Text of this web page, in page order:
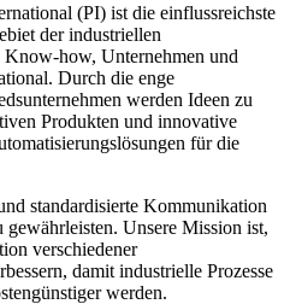
(PI) ist die einflussreichste
der industriellen
how, Unternehmen und
Durch die enge
werden Ideen zu
Produkten und innovative
für die
standardisierte Kommunikation
Unsere Mission ist,
verschiedener
damit industrielle Prozesse
werden.